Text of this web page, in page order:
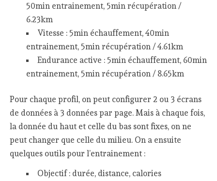
50min entrainement, 5min récupération /
6.23km
Vitesse : 5min échauffement, 40min
entrainement, 5min récupération / 4.61km
Endurance active : 5min échauffement, 60min
entrainement, 5min récupération / 8.65km
Pour chaque profil, on peut configurer 2 ou 3 écrans
de données à 3 données par page. Mais à chaque fois,
la donnée du haut et celle du bas sont fixes, on ne
peut changer que celle du milieu. On a ensuite
quelques outils pour l’entrainement :
Objectif : durée, distance, calories